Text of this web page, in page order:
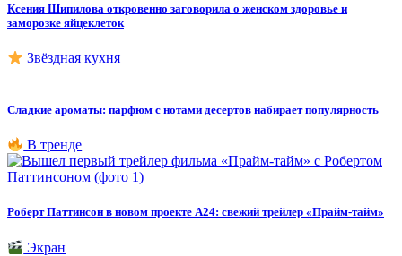
Ксения Шипилова откровенно заговорила о женском здоровье и
заморозке яйцеклеток
Звёздная кухня
Сладкие ароматы: парфюм с нотами десертов набирает популярность
В тренде
Роберт Паттинсон в новом проекте A24: свежий трейлер «Прайм-тайм»
Экран